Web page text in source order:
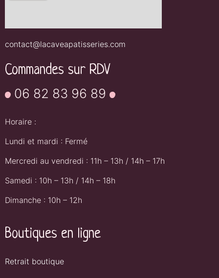
contact@lacaveapatisseries.com
Commandes sur RDV
06 82 83 96 89
Horaire :
Lundi et mardi : Fermé
Mercredi au vendredi : 11h – 13h / 14h – 17h
Samedi : 10h – 13h / 14h – 18h
Dimanche : 10h – 12h
Boutiques en ligne
Retrait boutique